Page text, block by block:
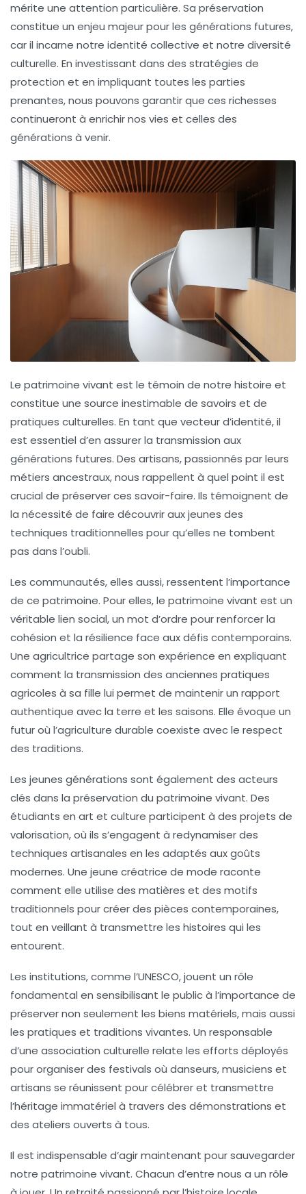
mérite une attention particulière. Sa préservation
constitue un enjeu majeur pour les générations futures,
car il incarne notre identité collective et notre diversité
culturelle. En investissant dans des stratégies de
protection et en impliquant toutes les parties
prenantes, nous pouvons garantir que ces richesses
continueront à enrichir nos vies et celles des
générations à venir.
Le patrimoine vivant est le témoin de notre histoire et
constitue une source inestimable de savoirs et de
pratiques culturelles. En tant que vecteur d’identité, il
est essentiel d’en assurer la transmission aux
générations futures. Des artisans, passionnés par leurs
métiers ancestraux, nous rappellent à quel point il est
crucial de préserver ces savoir-faire. Ils témoignent de
la nécessité de faire découvrir aux jeunes des
techniques traditionnelles pour qu’elles ne tombent
pas dans l’oubli.
Les communautés, elles aussi, ressentent l’importance
de ce patrimoine. Pour elles, le patrimoine vivant est un
véritable lien social, un mot d’ordre pour renforcer la
cohésion et la résilience face aux défis contemporains.
Une agricultrice partage son expérience en expliquant
comment la transmission des anciennes pratiques
agricoles à sa fille lui permet de maintenir un rapport
authentique avec la terre et les saisons. Elle évoque un
futur où l’agriculture durable coexiste avec le respect
des traditions.
Les jeunes générations sont également des acteurs
clés dans la préservation du patrimoine vivant. Des
étudiants en art et culture participent à des projets de
valorisation, où ils s’engagent à redynamiser des
techniques artisanales en les adaptés aux goûts
modernes. Une jeune créatrice de mode raconte
comment elle utilise des matières et des motifs
traditionnels pour créer des pièces contemporaines,
tout en veillant à transmettre les histoires qui les
entourent.
Les institutions, comme l’UNESCO, jouent un rôle
fondamental en sensibilisant le public à l’importance de
préserver non seulement les biens matériels, mais aussi
les pratiques et traditions vivantes. Un responsable
d’une association culturelle relate les efforts déployés
pour organiser des festivals où danseurs, musiciens et
artisans se réunissent pour célébrer et transmettre
l’héritage immatériel à travers des démonstrations et
des ateliers ouverts à tous.
Il est indispensable d’agir maintenant pour sauvegarder
notre patrimoine vivant. Chacun d’entre nous a un rôle